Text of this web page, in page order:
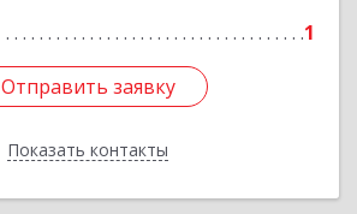
1
Отправить заявку
Показать контакты
Отправить заявку
Назад